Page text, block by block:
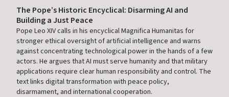
The Pope’s Historic Encyclical: Disarming AI and
Building a Just Peace
Pope Leo XIV calls in his encyclical Magnifica Humanitas for
stronger ethical oversight of artificial intelligence and warns
against concentrating technological power in the hands of a few
actors. He argues that AI must serve humanity and that military
applications require clear human responsibility and control. The
text links digital transformation with peace policy,
disarmament, and international cooperation.